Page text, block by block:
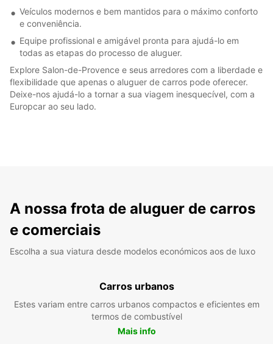
Veículos modernos e bem mantidos para o máximo conforto
e conveniência.
Equipe profissional e amigável pronta para ajudá-lo em
todas as etapas do processo de aluguer.
Explore Salon-de-Provence e seus arredores com a liberdade e
flexibilidade que apenas o aluguer de carros pode oferecer.
Deixe-nos ajudá-lo a tornar a sua viagem inesquecível, com a
Europcar ao seu lado.
A nossa frota de aluguer de carros
e comerciais
Escolha a sua viatura desde modelos económicos aos de luxo
Carros urbanos
Estes variam entre carros urbanos compactos e eficientes em
termos de combustível
Mais info